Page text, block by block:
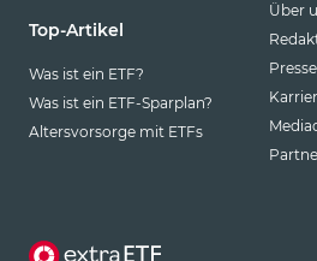
Top-Artikel
Was ist ein ETF?
Was ist ein ETF-Sparplan?
Altersvorsorge mit ETFs
Über
Presse